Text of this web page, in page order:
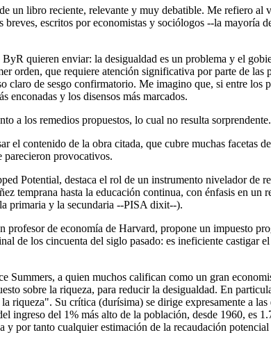
un libro reciente, relevante y muy debatible. Me
escritos por economistas y sociólogos --la mayoría
quieren enviar: la desigualdad es un problema y el
orden, que requiere atención significativa por parte de
claro de sesgo confirmatorio. Me imagino que, si entre
enconadas y los disensos más marcados.
a los remedios propuestos, lo cual no resulta
el contenido de la obra citada, que cubre muchas
parecieron provocativos.
Potential, destaca el rol de un instrumento nivelador de
temprana hasta la educación continua, con énfasis en
primaria y la secundaria --PISA dixit--).
de economía de Harvard, propone un impuesto
de los cincuenta del siglo pasado: es ineficiente castigar
Summers, a quien muchos califican como un gran
sobre la riqueza, para reducir la desigualdad. En
riqueza". Su crítica (durísima) se dirige expresamente a
ingreso del 1% más alto de la población, desde 1960,
y por tanto cualquier estimación de la recaudación